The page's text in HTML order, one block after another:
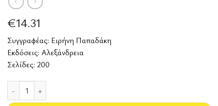
€14.31
Συγγραφέας: Ειρήνη Παπαδάκη
Εκδόσεις: Αλεξάνδρεια
Σελίδες: 200
Πολιτικές της συγγένειας - Η υιοθεσία στη σύγχρονη Ελλάδα